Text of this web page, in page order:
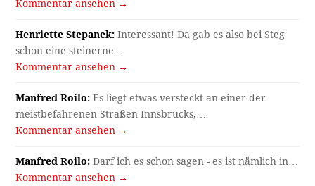
Kommentar ansehen →
Henriette Stepanek: Interessant! Da gab es also bei Steg
schon eine steinerne…
Kommentar ansehen →
Manfred Roilo: Es liegt etwas versteckt an einer der
meistbefahrenen Straßen Innsbrucks,…
Kommentar ansehen →
Manfred Roilo: Darf ich es schon sagen - es ist nämlich in…
Kommentar ansehen →